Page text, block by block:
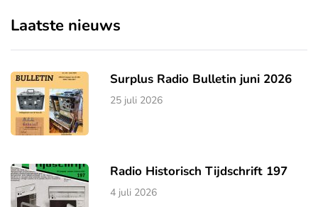
Laatste nieuws
Surplus Radio Bulletin juni 2026
25 juli 2026
Radio Historisch Tijdschrift 197
4 juli 2026